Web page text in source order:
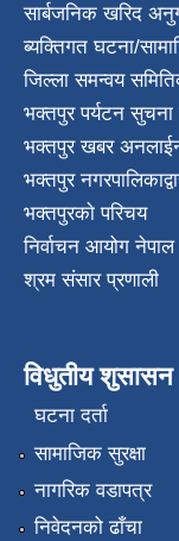
सार्बजनिक खरिद
ब्यक्तिगत घटना/
जिल्ला समन्वय
भक्तपुर पर्यटन सुचना
भक्तपुर खबर
भक्तपुर
भक्तपुरकाे परिचय
निर्वाचन आयोग नेपाल
श्रम संसार प्रणाली
विधुतीय शुसासन
घटना दर्ता
सामाजिक सुरक्षा
नागरिक वडापत्र
निवेदनको ढाँचा